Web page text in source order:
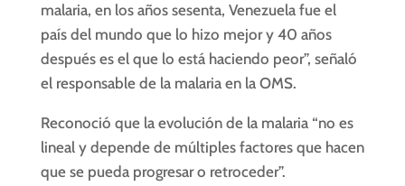
malaria, en los años sesenta, Venezuela fue el
país del mundo que lo hizo mejor y 40 años
después es el que lo está haciendo peor”, señaló
el responsable de la malariaen la OMS.
Reconoció que la evolución de la malaria“no es
lineal y depende de múltiples factores que hacen
que se pueda progresar o retroceder”.